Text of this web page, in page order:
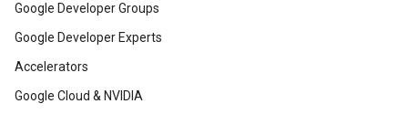
Google Developer Groups
Google Developer Experts
Accelerators
Google Cloud & NVIDIA